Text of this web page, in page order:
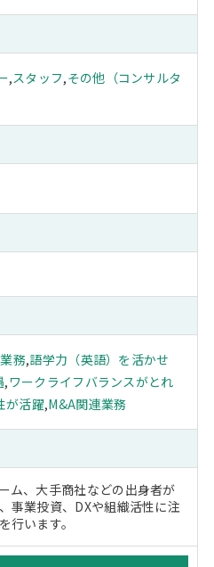
,スタッフ,その他（コンサルタ
務,語学力（英語）を活かせ
, ワークライフバランスがとれ
が活躍,M&A関連業務
ム、大手商社などの出身者が
事業投資、DXや組織活性に注
行います。